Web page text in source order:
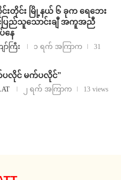
းတိုင်း မြို့နယ် ၆ ခုက ရေဘေး
ပြည်သူသောင်းချီ အကူအညီ
နေ
ာ်ကြီး ၁ ရက် အကြာက
31
ပလိုင် မက်ပလိုင်”
၂ ရက် အကြာက 13 views